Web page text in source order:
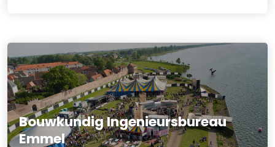
Bouwkundig Ingenieursbureau
Emmel